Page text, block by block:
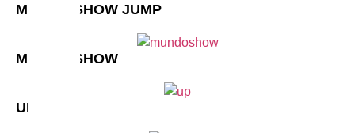
MUNDO SHOW JUMP
MUNDO SHOW
UP CARS